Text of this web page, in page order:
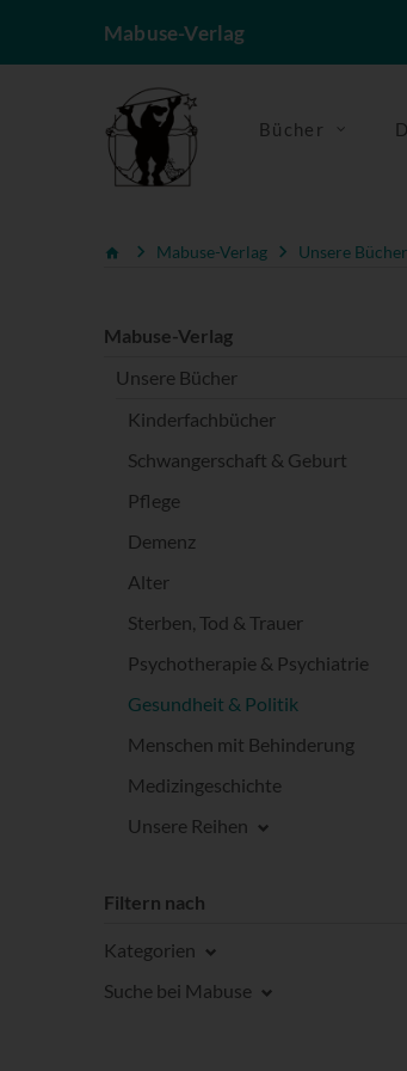
Mabuse-Verlag
Bücher
Mabuse-Verlag Unsere Bücher
Mabuse-Verlag
Unsere Bücher
Kinderfachbücher
Schwangerschaft & Geburt
Pflege
Demenz
Alter
Sterben, Tod & Trauer
Psychotherapie & Psychiatrie
Gesundheit & Politik
Menschen mit Behinderung
Medizingeschichte
Unsere Reihen
Filtern nach
Kategorien
Suche bei Mabuse